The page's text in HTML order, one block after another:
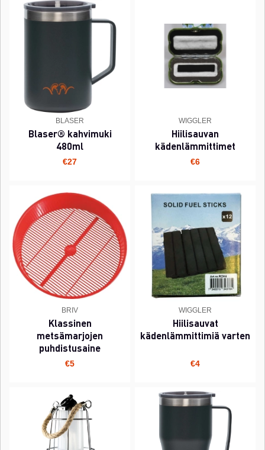
BLASER
Blaser® kahvimuki
480ml
€27
WIGGLER
Hiilisauvan
kädenlämmittimet
€6
BRIV
Klassinen
metsämarjojen
puhdistusaine
€5
WIGGLER
Hiilisauvat
kädenlämmittimiä varten
€4